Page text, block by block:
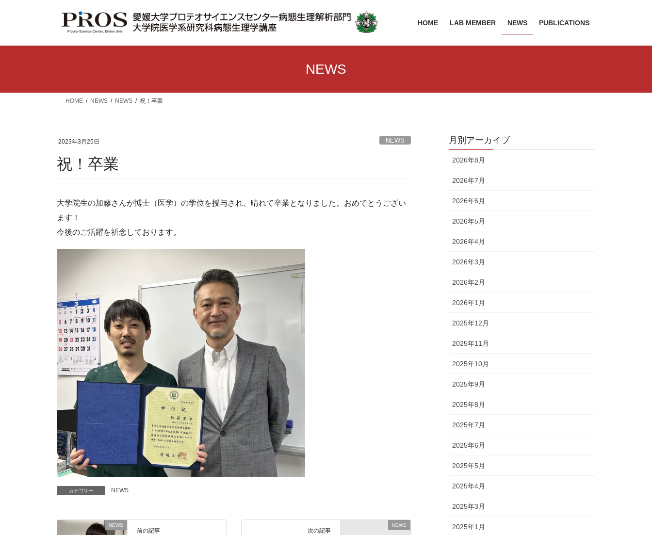
HOME LAB MEMBER NEWS PUBLICATIONS
NEWS
HOME NEWS NEWS 祝！卒業
2023年3月25日 NEWS
祝！卒業
大学院生の加藤さんが博士（医学）の学位を授与され、晴れて卒業となりました。おめでとうござい
ます！
今後のご活躍を祈念しております。
カテゴリー NEWS
NEWS
前の記事
NEWS
次の記事
月別アーカイブ
2026年8月
2026年7月
2026年6月
2026年5月
2026年4月
2026年3月
2026年2月
2026年1月
2025年12月
2025年11月
2025年10月
2025年9月
2025年8月
2025年7月
2025年6月
2025年5月
2025年4月
2025年3月
2025年1月